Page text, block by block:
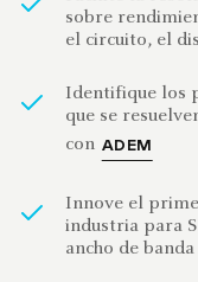
sobre
el circuito, el
Identifique los
que se
con ADEM
Innove el
industria para
ancho de